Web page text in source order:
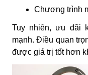
Chương trình
Tuy nhiên, ưu đãi
mạnh. Điều quan
được giá trị tốt hơn